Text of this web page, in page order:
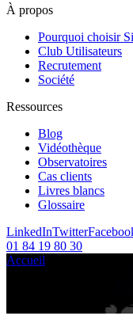
À propos
Pourquoi choisir
Club Utilisateurs
Recrutement
Société
Ressources
Blog
Vidéothèque
Observatoires
Cas clients
Livres blancs
Glossaire
LinkedInTwitter
01 84 19 80 30
Accueil
Tag